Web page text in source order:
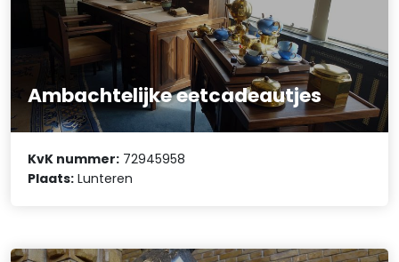
Ambachtelijke eetcadeautjes
KvK nummer: 72945958
Plaats: Lunteren